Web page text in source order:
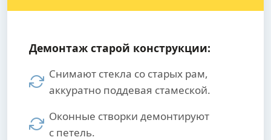
Демонтаж старой конструкции:
Снимают стекла со старых рам,
аккуратно поддевая стамеской.
Оконные створки демонтируют
с петель.